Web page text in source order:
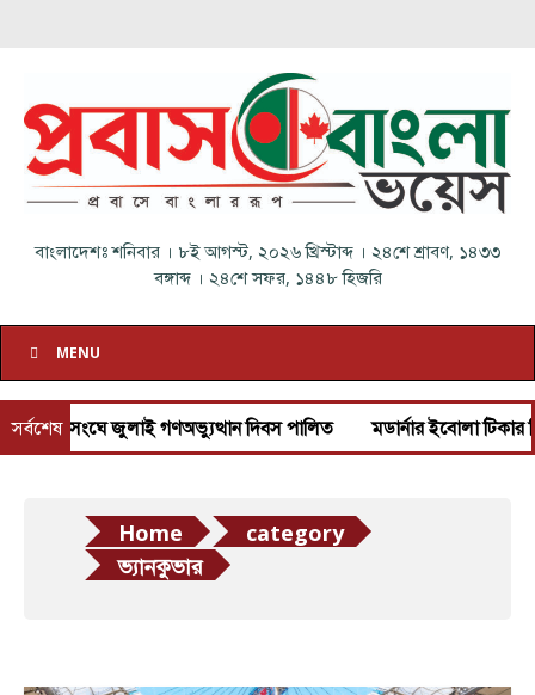
বাংলাদেশঃশনিবার । ৮ই আগস্ট, ২০২৬ খ্রিস্টাব্দ । ২৪শে শ্রাবণ, ১৪৩৩
বঙ্গাব্দ। ২৪শে সফর, ১৪৪৮ হিজরি
MENU
সর্বশেষ জুলাই গণঅভ্যুত্থান দিবস পালিত মডার্নার ইবোলা টিকার
Home
category
ভ্যানকুভার